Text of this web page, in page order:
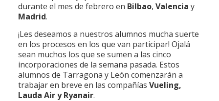
durante el mes de febrero en Bilbao, Valencia y
Madrid.
¡Les deseamos a nuestros alumnos mucha suerte
en los procesos en los que van participar! Ojalá
sean muchos los que se sumen a las cinco
incorporaciones de la semana pasada. Estos
alumnos de Tarragona y León comenzarán a
trabajar en breve en las compañías Vueling,
Lauda Air y Ryanair.